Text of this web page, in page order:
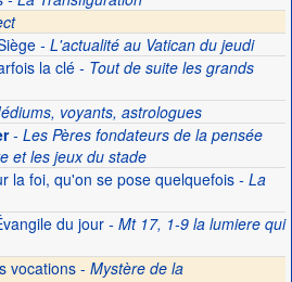
- L'actualité au Vatican du jeudi
la clé- Tout de suite les grands
voyants, astrologues
- Les Pères fondateurs de la pensée
et les jeux du stade
la foi, qu'on se pose quelquefois- La
du jour- Mt 17, 1-9 la lumiere qui
vocations - Mystère de la